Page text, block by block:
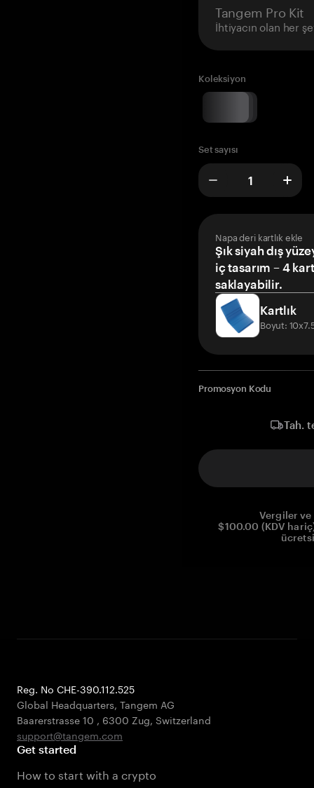
Tangem Pro Kit
İhtiyacın olan her
Koleksiyon
Set sayısı
Napa deri kartlık ekle
Şık siyah dış
iç tasarım – 4
saklayabilir.
Kartlık
Boyut:
Promosyon Kodu
Tah.
Vergiler
$100.00 (KDV
Reg. No CHE-390.112.525
Global Headquarters, Tangem AG
Baarerstrasse 10 , 6300 Zug, Switzerland
support@tangem.com
Get started
How to start with a crypto